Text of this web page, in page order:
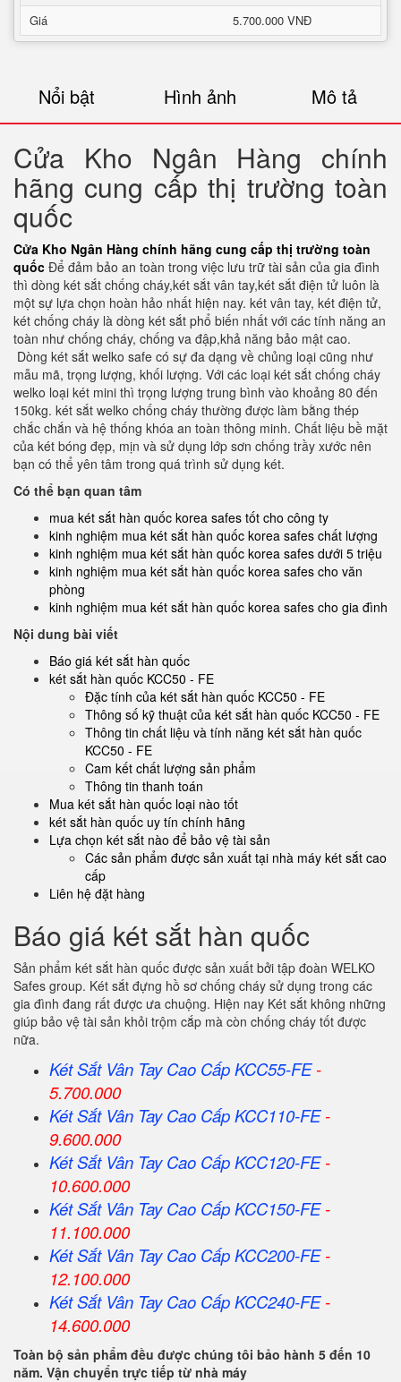
Giá
5.700.000 VNĐ
Nổi bật Hình ảnh Mô tả
Cửa Kho Ngân Hàng chính
hãng cung cấp thị trường toàn
quốc
Cửa Kho Ngân Hàng chính hãng cung cấp thị trường toàn
quốc Để đảm bảo an toàn trong việc lưu trữ tài sản của gia đình
thì dòng két sắt chống cháy,két sắt vân tay,két sắt điện tử luôn là
một sự lựa chọn hoàn hảo nhất hiện nay. két vân tay, két điện tử,
két chống cháy là dòng két sắt phổ biến nhất với các tính năng an
toàn như chống cháy, chống va đập,khả năng bảo mật cao.
Dòng két sắt welko safe có sự đa dạng về chủng loại cũng như
mẫu mã, trọng lượng, khối lượng. Với các loại két sắt chống cháy
welko loại két mini thì trọng lượng trung bình vào khoảng 80 đến
150kg. két sắt welko chống cháy thường được làm bằng thép
chắc chắn và hệ thống khóa an toàn thông minh. Chất liệu bề mặt
của két bóng đẹp, mịn và sử dụng lớp sơn chống trầy xước nên
bạn có thể yên tâm trong quá trình sử dụng két.
Có thể bạn quan tâm
mua két sắt hàn quốc korea safes tốt cho công ty
kinh nghiệm mua két sắt hàn quốc korea safes chất lượng
kinh nghiệm mua két sắt hàn quốc korea safes dưới 5 triệu
kinh nghiệm mua két sắt hàn quốc korea safes cho văn
phòng
kinh nghiệm mua két sắt hàn quốc korea safes cho gia đình
Nội dung bài viết
Báo giá két sắt hàn quốc
két sắt hàn quốc KCC50 - FE
Đặc tính của két sắt hàn quốc KCC50 - FE
Thông số kỹ thuật của két sắt hàn quốc KCC50 - FE
Thông tin chất liệu và tính năng két sắt hàn quốc
KCC50 - FE
Cam kết chất lượng sản phẩm
Thông tin thanh toán
Mua két sắt hàn quốc loại nào tốt
két sắt hàn quốc uy tín chính hãng
Lựa chọn két sắt nào để bảo vệ tài sản
Các sản phẩm được sản xuất tại nhà máy két sắt cao
cấp
Liên hệ đặt hàng
Báo giá két sắt hàn quốc
Sản phẩm két sắt hàn quốc được sản xuất bởi tập đoàn WELKO
Safes group. Két sắt đựng hồ sơ chống cháy sử dụng trong các
gia đình đang rất được ưa chuộng. Hiện nay Két sắt không những
giúp bảo vệ tài sản khỏi trộm cắp mà còn chống cháy tốt được
nữa.
Két Sắt Vân Tay Cao Cấp KCC55-FE-
5.700.000
Két Sắt Vân Tay Cao Cấp KCC110-FE-
9.600.000
Két Sắt Vân Tay Cao Cấp KCC120-FE-
10.600.000
Két Sắt Vân Tay Cao Cấp KCC150-FE-
11.100.000
Két Sắt Vân Tay Cao Cấp KCC200-FE-
12.100.000
Két Sắt Vân Tay Cao Cấp KCC240-FE-
14.600.000
Toàn bộ sản phẩm đều được chúng tôi bảo hành 5 đến 10
năm. Vận chuyển trực tiếp từ nhà máy